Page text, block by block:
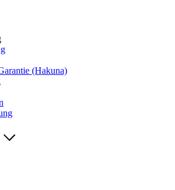
(Hakuna)